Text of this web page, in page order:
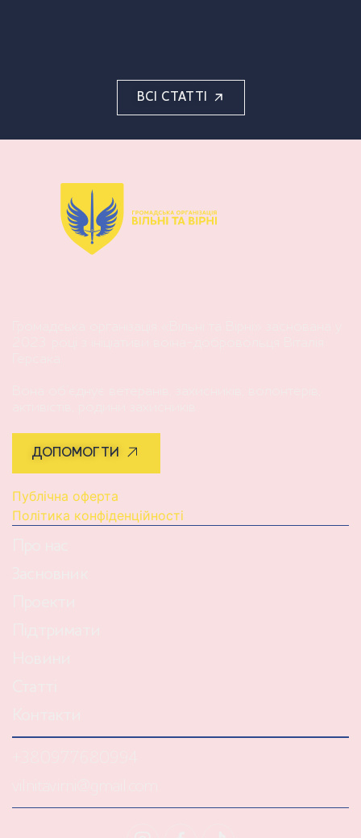
ВСІ СТАТТІ
ДОПОМОГТИ
Публічна оферта
Політика конфіденційності